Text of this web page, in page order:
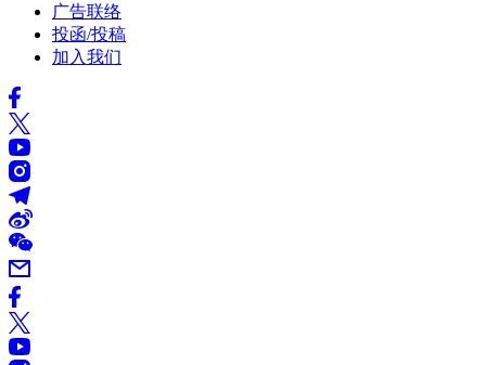
广告联络
投函/投稿
加入我们